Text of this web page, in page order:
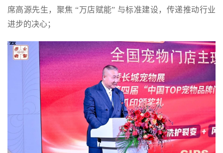
席高源先生，聚焦 “万店赋能” 与标准建设，传递推动行业
进步的决心；